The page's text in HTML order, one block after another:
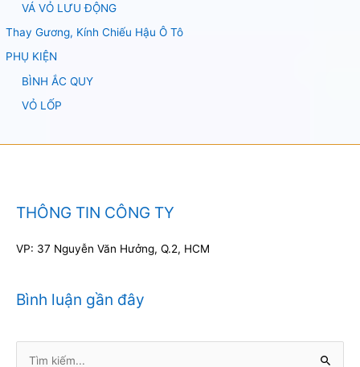
VÁ VỎ LƯU ĐỘNG
Thay Gương, Kính Chiếu Hậu Ô Tô
PHỤ KIỆN
BÌNH ẮC QUY
VỎ LỐP
THÔNG TIN CÔNG TY
VP: 37 Nguyễn Văn Hưởng, Q.2, HCM
Bình luận gần đây